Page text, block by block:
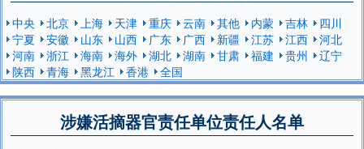
中央 北京 上海 天津 重庆 云南 其他 内蒙 吉林
四川
宁夏
安徽 山东 山西 广东 广西 新疆 江苏 江西
河北
河南
浙江 海南 海外 湖北 湖南 甘肃 福建 贵州
辽宁
陕西
青海 黑龙江 香港 全国
涉嫌活摘器官责任单位责任人名单